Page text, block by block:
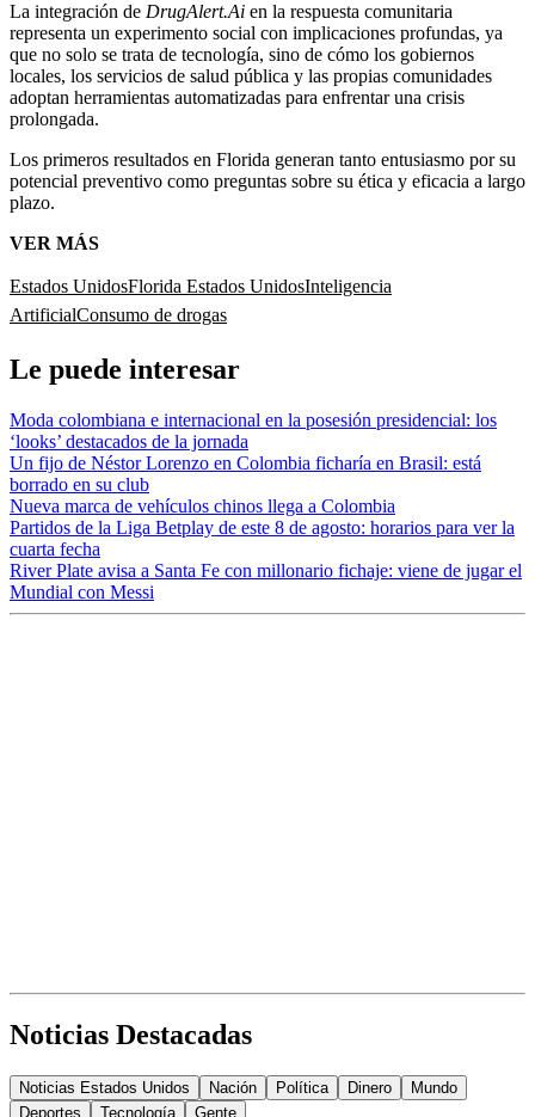
La integración de DrugAlert.Ai en la respuesta comunitaria
representa un experimento social con implicaciones profundas, ya
que no solo se trata de tecnología, sino de cómo los gobiernos
locales, los servicios de salud pública y las propias comunidades
adoptan herramientas automatizadas para enfrentar una crisis
prolongada.
Los primeros resultados en Florida generan tanto entusiasmo por su
potencial preventivo como preguntas sobre su ética y eficacia a largo
plazo.
VER MÁS
Estados UnidosFlorida Estados UnidosInteligencia
ArtificialConsumo de drogas
Le puede interesar
Moda colombiana e internacional en la posesión presidencial: los
‘looks’ destacados de la jornada
Un fijo de Néstor Lorenzo en Colombia ficharía en Brasil: está
borrado en su club
Nueva marca de vehículos chinos llega a Colombia
Partidos de la Liga Betplay de este 8 de agosto: horarios para ver la
cuarta fecha
River Plate avisa a Santa Fe con millonario fichaje: viene de jugar el
Mundial con Messi
Noticias Destacadas
Noticias Estados Unidos Nación Política Dinero
Mundo
Deportes
Tecnología Gente